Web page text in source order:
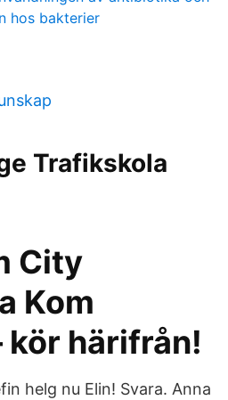
hos bakterier
Trafikskola
City
Kom
kör härifrån!
helg nu Elin! Svara. Anna